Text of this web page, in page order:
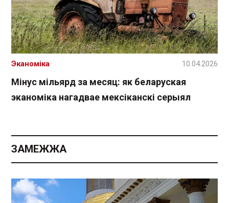
Мінус мільярд за месяц: як беларуская
эканоміка нагадвае мексіканскі серыял
Эканоміка 10.04.2026
ЗАМЕЖЖА